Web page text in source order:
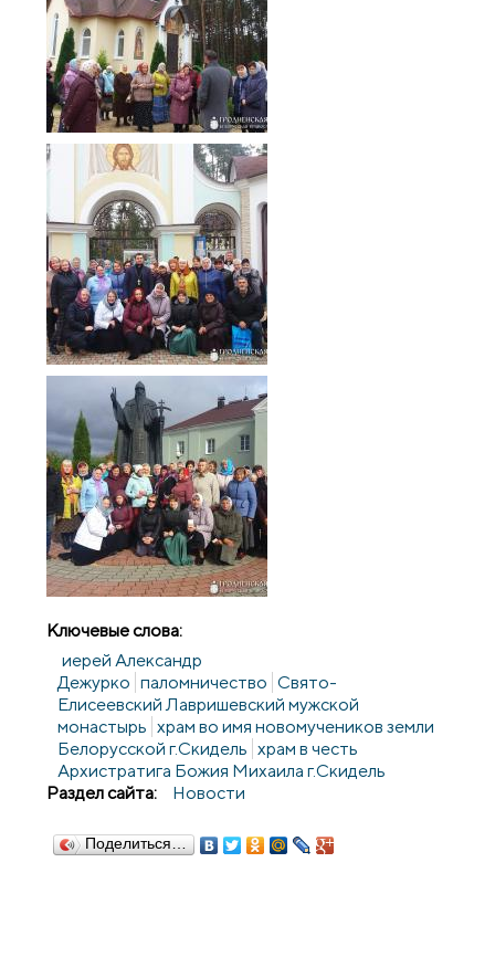
Ключевые слова:
иерей Александр
Дежурко паломничество Свято-
Елисеевский Лавришевский мужской
монастырь храм во имя новомучеников земли
Белорусской г.Скидель храм в честь
Архистратига Божия Михаила г.Скидель
Раздел сайта:
Новости
Поделиться…